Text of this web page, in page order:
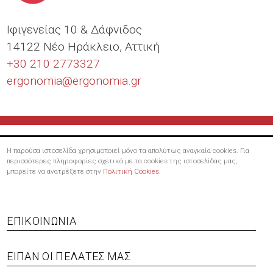
Ιφιγενείας 10 & Δάφνιδος
14122 Νέο Ηράκλειο, Αττική
+30 210 2773327
ergonomia@ergonomia.gr
Η παρούσα ιστοσελίδα χρησιμοποιεί μόνο τα απολύτως αναγκαία cookies. Για
περισσότερες πληροφορίες σχετικά με τα cookies της ιστοσελίδας μας,
μπορείτε να ανατρέξετε στην Πολιτική Cookies.
Footer
menu
ΕΠΙΚΟΙΝΩΝΊΑ
ΕΊΠΑΝ ΟΙ ΠΕΛΆΤΕΣ ΜΑΣ